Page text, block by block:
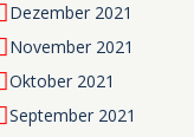
Dezember 2021
November 2021
Oktober 2021
September 2021